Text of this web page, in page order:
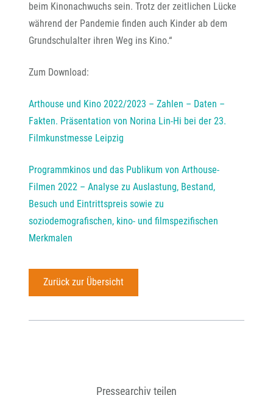
beim Kinonachwuchs sein. Trotz der zeitlichen Lücke
während der Pandemie finden auch Kinder ab dem
Grundschulalter ihren Weg ins Kino.“
Zum Download:
Arthouse und Kino 2022/2023 – Zahlen – Daten –
Fakten. Präsentation von Norina Lin-Hi bei der 23.
Filmkunstmesse Leipzig
Programmkinos und das Publikum von Arthouse-
Filmen 2022 – Analyse zu Auslastung, Bestand,
Besuch und Eintrittspreis sowie zu
soziodemografischen, kino- und filmspezifischen
Merkmalen
Zurück zur Übersicht
Pressearchiv teilen